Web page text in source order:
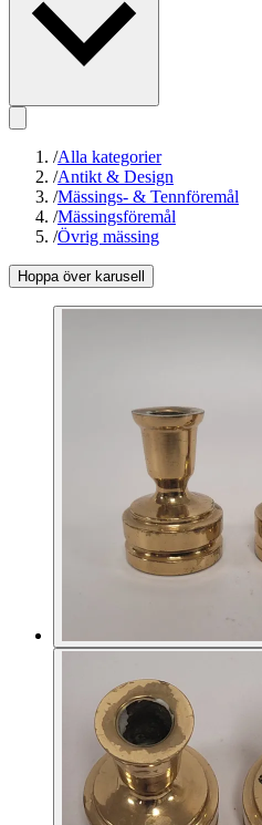
/Alla kategorier
/Antikt & Design
/Mässings- & Tennföremål
/Mässingsföremål
/Övrig mässing
Hoppa över karusell